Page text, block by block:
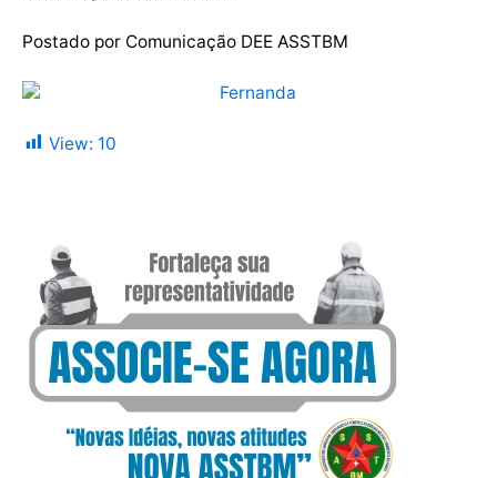
Postado por Comunicação DEE ASSTBM
View: 10